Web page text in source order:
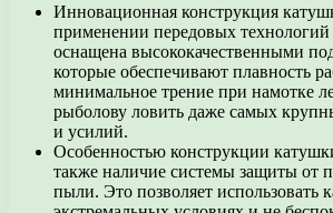
Инновационная конструкция
применении передовых
оснащена высококачественными
которые обеспечивают плавность
минимальное трение при намотке
рыболову ловить даже самых
и усилий.
Особенностью конструкции
также наличие системы защиты от
пыли. Это позволяет использовать